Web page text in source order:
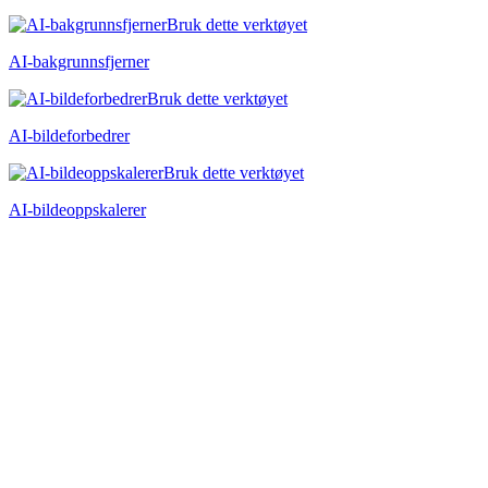
Bruk dette verktøyet
AI-bakgrunnsfjerner
Bruk dette verktøyet
AI-bildeforbedrer
Bruk dette verktøyet
AI-bildeoppskalerer